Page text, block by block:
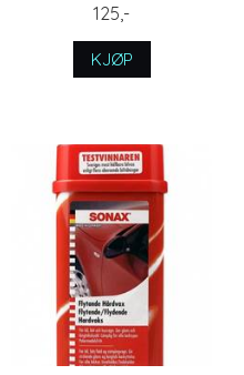
125,-
KJØP